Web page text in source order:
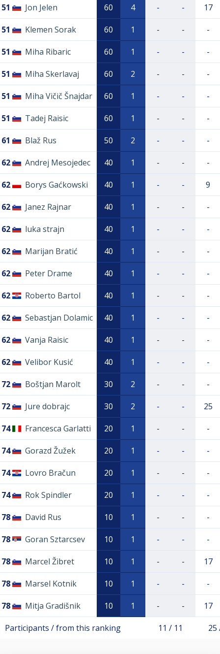
51 Jon Jelen 60 4 - - 17
51 Klemen Sorak 60 1 - - -
51 Miha Ribaric 60 1 - - -
51 Miha Skerlavaj 60 2 - - -
51 Miha Vičič Šnajdar 60 1 - - -
51 Tadej Raisic 60 1 - - -
61 Blaž Rus 50 2 - - -
62 Andrej Mesojedec 40 1 - - -
62 Borys Gaćkowski 40 1 - - 9
62 Janez Rajnar 40 1 - - -
62 luka strajn 40 1 - - -
62 Marijan Bratić 40 1 - - -
62 Peter Drame 40 1 - - -
62 Roberto Bartol 40 1 - - -
62 Sebastjan Dolamic 40 1 - - -
62 Vanja Raisic 40 1 - - -
62 Velibor Kusić 40 1 - - -
72 Boštjan Marolt 30 2 - - -
72 Jure dobrajc 30 2 - - 25
74 Francesca Garlatti 20 1 - - -
74 Gorazd Žužek 20 1 - - -
74 Lovro Bračun 20 1 - - -
74 Rok Spindler 20 1 - - -
78 David Rus 10 1 - - -
78 Goran Sztarcsev 10 1 - - -
78 Marcel Žibret 10 1 - - 17
78 Marsel Kotnik 10 1 - - -
78 Mitja Gradišnik 10 1 - - 17
Participants / from this ranking 11 / 11 25